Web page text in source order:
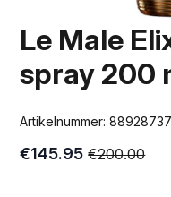
Le Male
spray 200
Artikelnummer:
€200.00
Oorspronkelijke
€145.95
Huidige